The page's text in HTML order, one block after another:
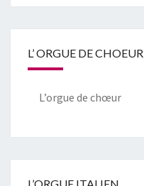
L’ ORGUE DE CHOEUR
L’orgue de chœur